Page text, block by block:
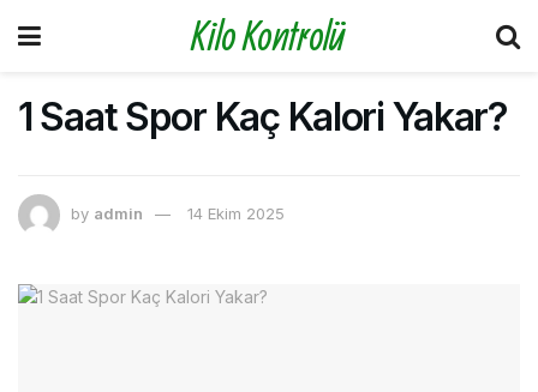
Kilo Kontrolü
1 Saat Spor Kaç Kalori Yakar?
by admin 14 Ekim 2025